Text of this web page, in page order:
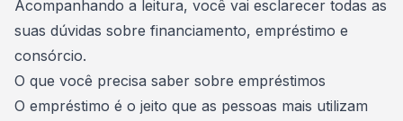
Acompanhando a leitura, você vai esclarecer todas as
suas dúvidas sobre financiamento, empréstimo e
consórcio.
O que você precisa saber sobre empréstimos
O empréstimo é o jeito que as pessoas mais utilizam